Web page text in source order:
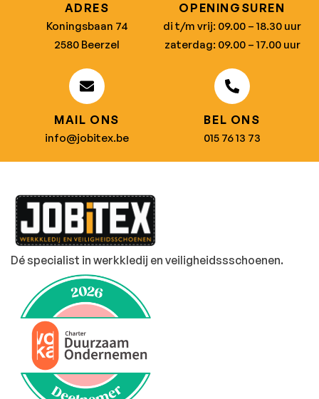
ADRES
Koningsbaan 74
2580 Beerzel
OPENINGSUREN
di t/m vrij: 09.00 – 18.30 uur
zaterdag: 09.00 – 17.00 uur
MAIL ONS
info@jobitex.be
BEL ONS
015 76 13 73
Dé specialist in werkkledij en veiligheidssschoenen.